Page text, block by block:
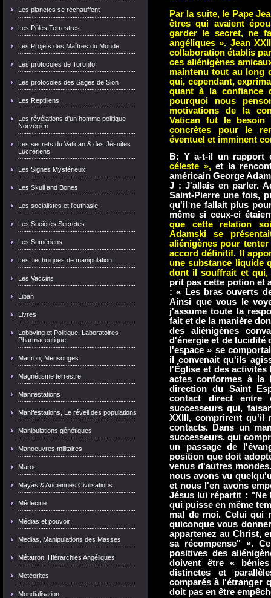
Les planètes se réchauffent
Les Pôles Terrestres
Les Projets des Maîtres du Monde
Les protocoles de Toronto
Les protocoles des Sages de Sion
Les Reptiliens
Les révélations d'un homme politique
Norvégien
Les secrets du Vatican & des Jésuites
Lucifériens
Les Signes Mystérieux
Les Skull and Bones
Les socialistes et l'euthasie
Les Sociétés Secrètes
Les Sumériens
Les Techniques de manipulation
Les Vaccins
Liban
Livres
Lobbying et Politique, Laboratoires
Pharmaceutique
Macron, Mensonges
Magnétisme terrestre
Manifestations
Manifestations, Le réveil des populations
Manipulations génétiques
Manoeuvres militaires
Maroc
Mayas & Anciennes Civilisations
Médecine
Médias et pouvoir
Medias, Manipulations des Masses
Métatron, Hiérarchies Angéliques
Météorites
Mondialisation
Par la suite, le Pape
êtres qui avaient
garder le secret, ne
angéliques ». Jean
collaboration établis
ces aliénigènes
maintenu tout au long
qui, cependant,
quant à la confiance
pourquoi nous
motivations de la
Vatican fut le besoin
concrètes pour le
éventuel et imminent
B: Y a-t-il un rapport
céleste »,et la
américain George
J : J'allais en parler.
Saint-Pierre une fois,
qu'il ne fallait plus
même si ceux-ci
que cette relation
Adamski se
aliénigènes pour
accord définitif. Il
une substance liquide
dont il souffrait et qui,
prit pas cette potion et
: « Les bras ouverts
Ainsi que vous le
j'assume toute la
fait et de la manière
des aliénigènes
d'énergie et de lucidité
l'espace » se
il convenait qu'ils
l'Église et des
actes conformes à la
direction du Saint
contact direct
successeurs qui,
XXIII, comprirent qu'il
contacts. Dans un
successeurs, qui
un passage de
position que doit
venus d'autres
nous avons vu
et nous l'en avons
Jésus lui répartit : "Ne
qui puisse en même
mal de moi. Celui qui
quiconque vous
appartenez au Christ,
sa récompense" ».
positives des
doivent être «
distinctes et
comparés à l'étranger
doit pas en être